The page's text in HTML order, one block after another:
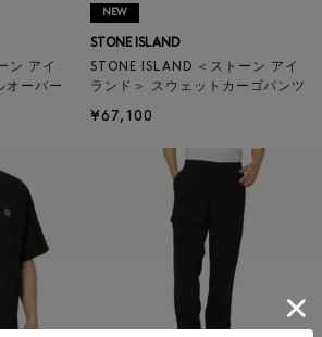
ン アイ
オーバー
NEW
STONE ISLAND
STONE ISLAND ＜ストーン アイ
ランド＞ スウェットカーゴパンツ
¥67,100